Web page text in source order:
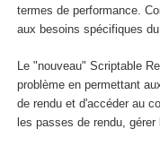
termes de performance.
aux besoins spécifiques
Le "nouveau" Scriptable
problème en permettant
de rendu et d'accéder au
les passes de rendu, gérer